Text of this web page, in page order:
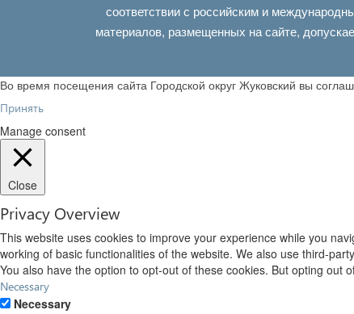
соответствии с российским и
материалов, размещенных на сайте,
Во время посещения сайта Городской округ Жуковский вы
Принять
Manage consent
Close
Privacy Overview
This website uses cookies to improve your experience while you
working of basic functionalities of the website. We also use third-
You also have the option to opt-out of these cookies. But opting out
Necessary
Necessary